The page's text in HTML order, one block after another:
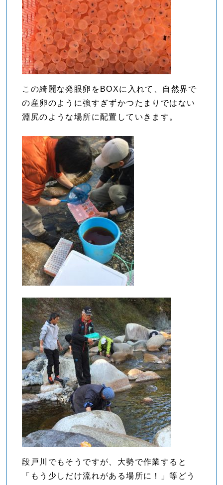
この綺麗な発眼卵をBOXに入れて、自然界で
の産卵のように強すぎずかつたまりではない
淵尻のような場所に配置していきます。
段戸川でもそうですが、大勢で作業すると
「もう少しだけ流れがある場所に！」等どう